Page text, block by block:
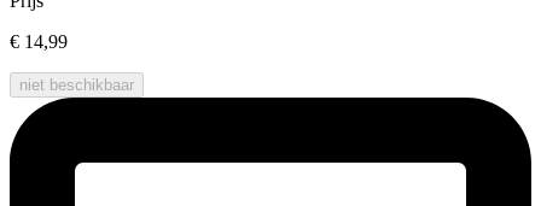
€ 14,99
niet beschikbaar